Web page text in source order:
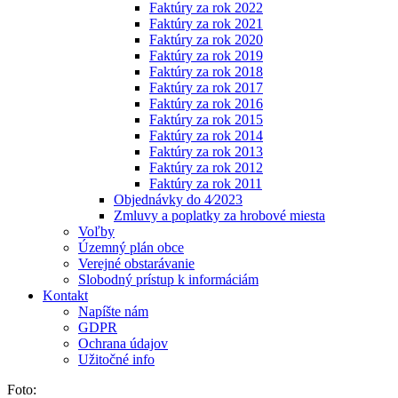
Faktúry za rok 2022
Faktúry za rok 2021
Faktúry za rok 2020
Faktúry za rok 2019
Faktúry za rok 2018
Faktúry za rok 2017
Faktúry za rok 2016
Faktúry za rok 2015
Faktúry za rok 2014
Faktúry za rok 2013
Faktúry za rok 2012
Faktúry za rok 2011
Objednávky do 4⁄2023
Zmluvy a poplatky za hrobové miesta
Voľby
Územný plán obce
Verejné obstarávanie
Slobodný prístup k informáciám
Kontakt
Napíšte nám
GDPR
Ochrana údajov
Užitočné info
Foto: